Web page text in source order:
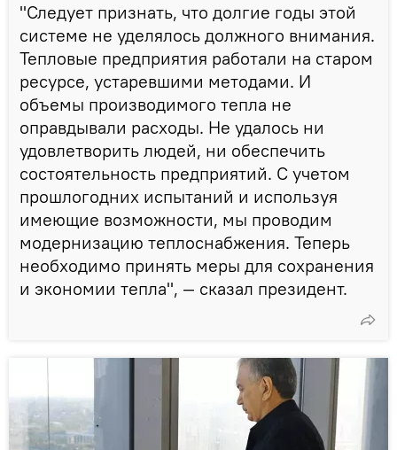
"Следует признать, что долгие годы этой
системе не уделялось должного внимания.
Тепловые предприятия работали на старом
ресурсе, устаревшими методами. И
объемы производимого тепла не
оправдывали расходы. Не удалось ни
удовлетворить людей, ни обеспечить
состоятельность предприятий. С учетом
прошлогодних испытаний и используя
имеющие возможности, мы проводим
модернизацию теплоснабжения. Теперь
необходимо принять меры для сохранения
и экономии тепла", — сказал президент.